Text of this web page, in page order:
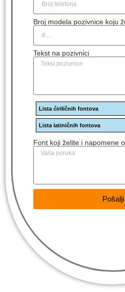
Broj modela pozivnice koju
Tekst na pozivnici
Lista ćiriličnih fontova
Lista latiničnih fontova
Font koji želite i napomene
Pošalji